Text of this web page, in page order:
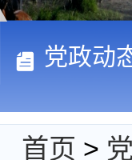
党政动
首页 >